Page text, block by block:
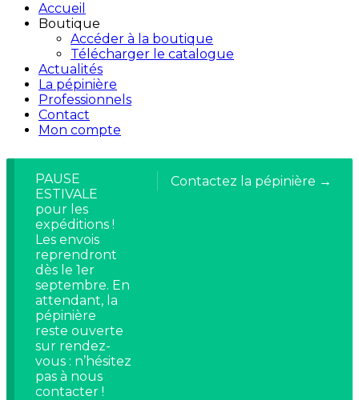
Accueil
Boutique
Accéder à la boutique
Télécharger le catalogue
Actualités
La pépinière
Professionnels
Contact
Mon compte
Contactez la pépinière →
PAUSE
ESTIVALE
pour les
expéditions !
Les envois
reprendront
dès le 1er
septembre. En
attendant, la
pépinière
reste ouverte
sur rendez-
vous : n’hésitez
pas à nous
contacter !